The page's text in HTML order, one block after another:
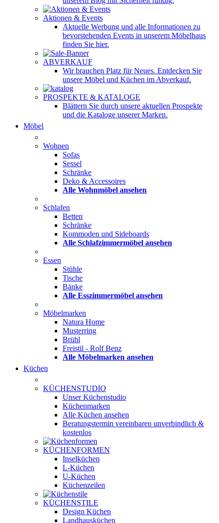
Aktionen & Events
Aktuelle Werbung und alle Informationen zu
bevorstehenden Events in unserem Möbelhaus
finden Sie hier.
ABVERKAUF
Wir brauchen Platz für Neues. Entdecken Sie
unsere Möbel und Küchen im Abverkauf.
PROSPEKTE & KATALOGE
Blättern Sie durch unsere aktuellen Prospekte
und die Kataloge unserer Marken.
Möbel
Wohnen
Sofas
Sessel
Schränke
Deko & Accessoires
Alle Wohnmöbel ansehen
Schlafen
Betten
Schränke
Kommoden und Sideboards
Alle Schlafzimmermöbel ansehen
Essen
Stühle
Tische
Bänke
Alle Esszimmermöbel ansehen
Möbelmarken
Natura Home
Musterring
Brühl
Freistil - Rolf Benz
Alle Möbelmarken ansehen
Küchen
KÜCHENSTUDIO
Unser Küchenstudio
Küchenmarken
Alle Küchen ansehen
Beratungstermin vereinbaren unverbindlich &
kostenlos
KÜCHENFORMEN
Inselküchen
L-Küchen
U-Küchen
Küchenzeilen
KÜCHENSTILE
Design Küchen
Landhausküchen